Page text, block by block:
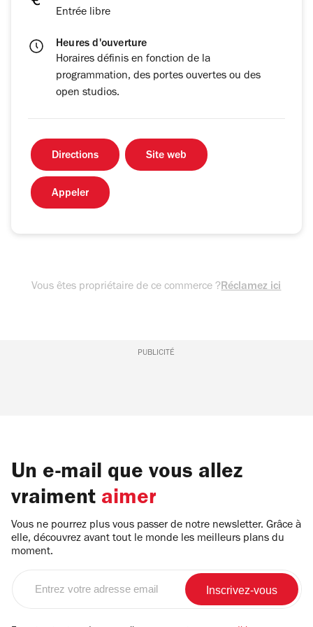
Entrée libre
Heures d'ouverture
Horaires définis en fonction de la
programmation, des portes ouvertes ou des
open studios.
Directions Site web
Appeler
Vous êtes propriétaire de ce commerce ?Réclamez ici
PUBLICITÉ
Un e-mail que vous allez
vraiment aimer
Vous ne pourrez plus vous passer de notre newsletter. Grâce à
elle, découvrez avant tout le monde les meilleurs plans du
moment.